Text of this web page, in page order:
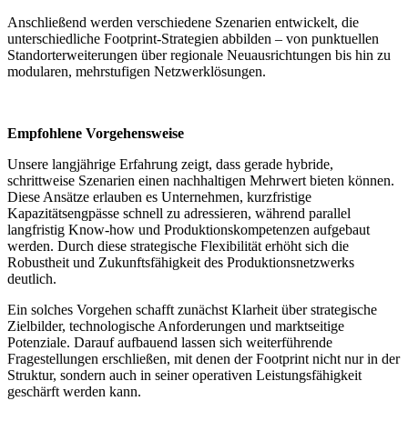
Anschließend werden verschiedene Szenarien entwickelt, die
unterschiedliche Footprint-Strategien abbilden – von punktuellen
Standorterweiterungen über regionale Neuausrichtungen bis hin zu
modularen, mehrstufigen Netzwerklösungen.
Empfohlene Vorgehensweise
Unsere langjährige Erfahrung zeigt, dass gerade hybride,
schrittweise Szenarien einen nachhaltigen Mehrwert bieten können.
Diese Ansätze erlauben es Unternehmen, kurzfristige
Kapazitätsengpässe schnell zu adressieren, während parallel
langfristig Know-how und Produktionskompetenzen aufgebaut
werden. Durch diese strategische Flexibilität erhöht sich die
Robustheit und Zukunftsfähigkeit des Produktionsnetzwerks
deutlich.
Ein solches Vorgehen schafft zunächst Klarheit über strategische
Zielbilder, technologische Anforderungen und marktseitige
Potenziale. Darauf aufbauend lassen sich weiterführende
Fragestellungen erschließen, mit denen der Footprint nicht nur in der
Struktur, sondern auch in seiner operativen Leistungsfähigkeit
geschärft werden kann.